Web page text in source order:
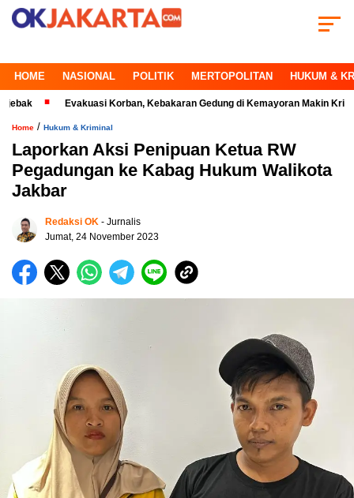
HOME NASIONAL POLITIK MERTOPOLITAN HUKUM &
Evakuasi Korban, Kebakaran Gedung di Kemayoran Makin Kritis
Home / Hukum & Kriminal
Laporkan Aksi Penipuan Ketua RW
Pegadungan ke Kabag Hukum Walikota
Jakbar
Redaksi OK - Jurnalis
Jumat, 24 November 2023